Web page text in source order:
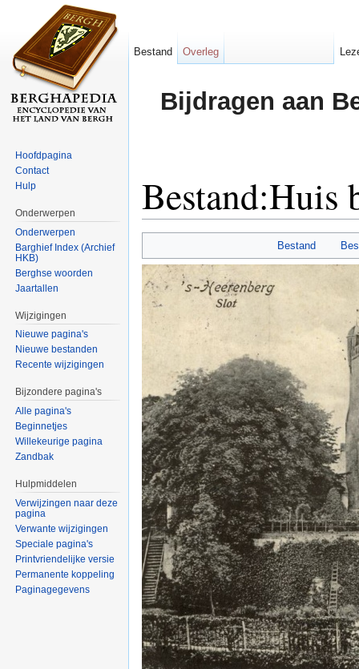
Bijdragen aan
Bestand:Huis
Bestand
Bestand Overleg
Hoofdpagina
Contact
Hulp
Onderwerpen
Onderwerpen
Barghief Index (Archief
HKB)
Berghse woorden
Jaartallen
Wijzigingen
Nieuwe pagina's
Nieuwe bestanden
Recente wijzigingen
Bijzondere pagina's
Alle pagina's
Beginnetjes
Willekeurige pagina
Zandbak
Hulpmiddelen
Verwijzingen naar deze
pagina
Verwante wijzigingen
Speciale pagina's
Printvriendelijke versie
Permanente koppeling
Paginagegevens